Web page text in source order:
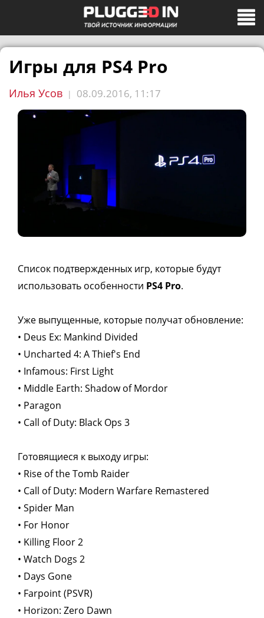
Игры для PS4 Pro
Илья Усов | 08.09.2016, 11:17
Список подтвержденных игр, которые будут
использовать особенности PS4 Pro.
Уже выпущенные, которые получат обновление:
• Deus Ex: Mankind Divided
• Uncharted 4: A Thief's End
• Infamous: First Light
• Middle Earth: Shadow of Mordor
• Paragon
• Call of Duty: Black Ops 3
Готовящиеся к выходу игры:
• Rise of the Tomb Raider
• Call of Duty: Modern Warfare Remastered
• Spider Man
• For Honor
• Killing Floor 2
• Watch Dogs 2
• Days Gone
• Farpoint (PSVR)
• Horizon: Zero Dawn